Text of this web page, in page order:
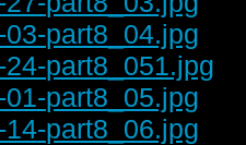
03-part8_04.jpg
24-part8_051.jpg
01-part8_05.jpg
14-part8_06.jpg